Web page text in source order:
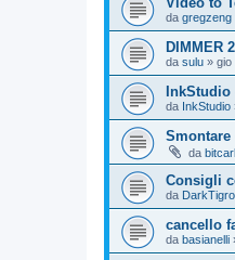
da gregzeng
DIMMER
da sulu » gio
da InkStudio
da
Consigli
da DarkTigro
cancello
da basianelli